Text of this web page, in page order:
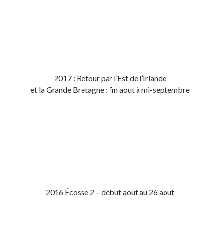
2017 : Retour par l’Est de l’Irlande
et la Grande Bretagne : fin aout à mi-septembre
2016 Écosse 2 – début aout au 26 aout